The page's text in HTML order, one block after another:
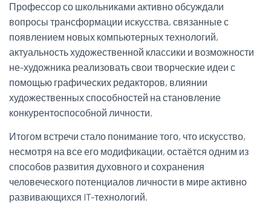
Профессор со школьниками активно обсуждали
вопросы трансформации искусства, связанные с
появлением новых компьютерных технологий,
актуальность художественной классики и возможности
не-художника реализовать свои творческие идеи с
помощью графических редакторов, влиянии
художественных способностей на становление
конкурентоспособной личности.
Итогом встречи стало понимание того, что искусство,
несмотря на все его модификации, остаётся одним из
способов развития духовного и сохранения
человеческого потенциалов личности в мире активно
развивающихся IT-технологий.